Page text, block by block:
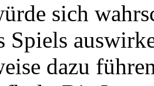
sich
Spiels
dazu